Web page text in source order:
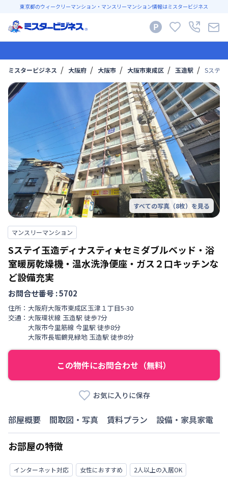
東京都のウィークリーマンション・マンスリーマンション情報はミスタービジネス
ミスタービジネス 大阪府 大阪市 大阪市東成区 玉造駅 Sステ
すべての写真（8枚）を見る
マンスリーマンション
Sステイ玉造ディナスティ★セミダブルベッド・浴
室暖房乾燥機・温水洗浄便座・ガス２口キッチンな
ど設備充実
お問合せ番号 :5702
住所： 大阪府大阪市東成区玉津 １丁目5-30
交通： 大阪環状線 玉造駅 徒歩7分
大阪市今里筋線 今里駅 徒歩8分
大阪市長堀鶴見緑地 玉造駅 徒歩8分
この物件にお問合わせ（無料）
お気に入りに保存
部屋概要 間取図・写真 賃料プラン 設備・家具家電
お部屋の特徴
インターネット対応 女性におすすめ
2人以上の入居OK